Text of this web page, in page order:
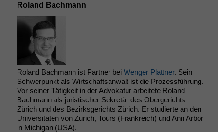
Roland Bachmann
Roland Bachmann ist Partner bei Wenger Plattner. Sein
Schwerpunkt als Wirtschaftsanwalt ist die Prozessführung.
Vor seiner Tätigkeit in der Advokatur arbeitete Roland
Bachmann als juristischer Sekretär des Obergerichts
Zürich und des Bezirksgerichts Zürich. Er studierte an den
Universitäten von Zürich, Tours (Frankreich) und Ann Arbor
in Michigan (USA).